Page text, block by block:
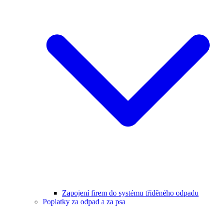
Zapojení firem do systému tříděného odpadu
Poplatky za odpad a za psa